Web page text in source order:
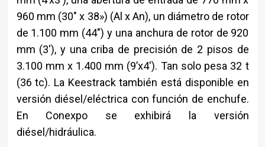
960 mm (30″ x 38») (Al x An), un diámetro de rotor
de 1.100 mm (44″) y una anchura de rotor de 920
mm (3′), y una criba de precisión de 2 pisos de
3.100 mm x 1.400 mm (9’x4′). Tan solo pesa 32 t
(36 tc). La Keestrack también está disponible en
versión diésel/eléctrica con función de enchufe.
En Conexpo se exhibirá la versión
diésel/hidráulica.